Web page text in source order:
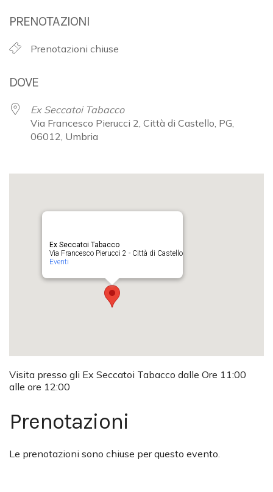
PRENOTAZIONI
Prenotazioni chiuse
DOVE
Ex Seccatoi Tabacco
Via Francesco Pierucci 2, Città di Castello, PG,
06012, Umbria
Ex Seccatoi Tabacco
Via Francesco Pierucci 2 - Città di Castello
Eventi
Visita presso gli Ex Seccatoi Tabacco dalle Ore 11:00
alle ore 12:00
Prenotazioni
Le prenotazioni sono chiuse per questo evento.